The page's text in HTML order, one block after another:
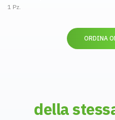
1 Pz.
ORDINA
della